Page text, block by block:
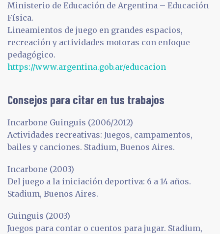
Ministerio de Educación de Argentina – Educación
Física.
Lineamientos de juego en grandes espacios,
recreación y actividades motoras con enfoque
pedagógico.
https://www.argentina.gob.ar/educacion
Consejos para citar en tus trabajos
Incarbone Guinguis (2006/2012)
Actividades recreativas: Juegos, campamentos,
bailes y canciones. Stadium, Buenos Aires.
Incarbone (2003)
Del juego a la iniciación deportiva: 6 a 14 años.
Stadium, Buenos Aires.
Guinguis (2003)
Juegos para contar o cuentos para jugar. Stadium,